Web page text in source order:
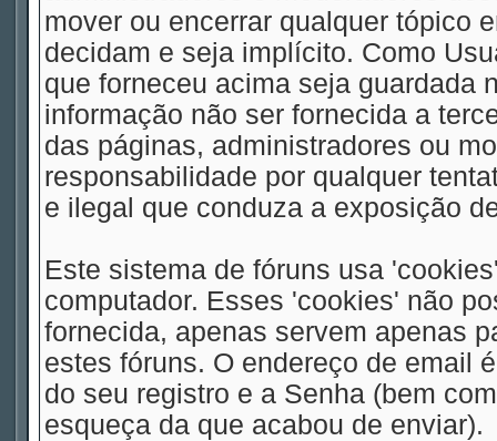
mover ou encerrar qualquer tópico
decidam e seja implícito. Como
que forneceu acima seja guardada
informação não ser fornecida a
das páginas, administradores ou
responsabilidade por qualquer
e ilegal que conduza a exposição
Este sistema de fóruns usa
computador. Esses 'cookies' não
fornecida, apenas servem apenas
estes fóruns. O endereço de email
do seu registro e a Senha (bem
esqueça da que acabou de enviar).